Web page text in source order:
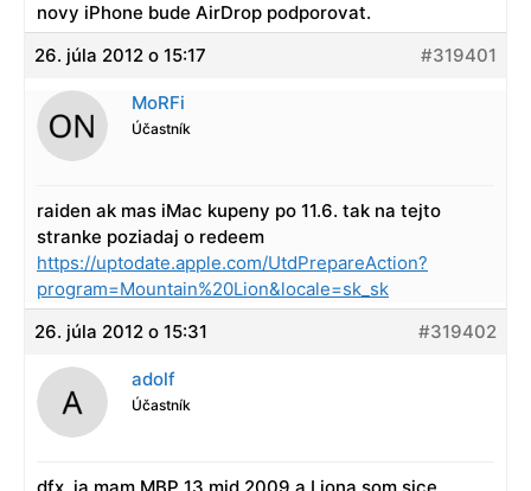
novy iPhone bude AirDrop podporovat.
26. júla 2012 o 15:17
#319401
MoRFi
Účastník
raiden ak mas iMac kupeny po 11.6. tak na tejto
stranke poziadaj o redeem
https://uptodate.apple.com/UtdPrepareAction?
program=Mountain%20Lion&locale=sk_sk
26. júla 2012 o 15:31
#319402
adolf
Účastník